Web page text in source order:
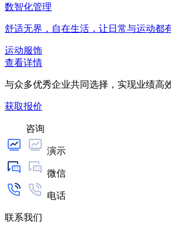
数智化管理
舒适无界，自在生活，让日常与运动都
运动服饰
查看详情
与众多优秀企业共同选择，实现业绩高
获取报价
咨询
演示
微信
电话
联系我们